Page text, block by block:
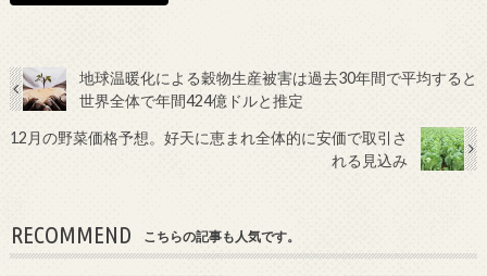
地球温暖化による穀物生産被害は過去30年間で平均すると
世界全体で年間424億ドルと推定
12月の野菜価格予想。好天に恵まれ全体的に安価で取引さ
れる見込み
RECOMMEND こちらの記事も人気です。